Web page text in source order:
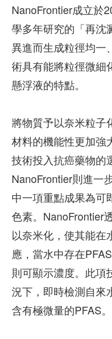
NanoFrontier成立於
學多年研究的「再沈
異進而生成粒徑均一
術具有能將粒徑微細
懸浮液的特點。
將物質予以奈米粒子
材料的機能性更加強
技術投入抗癌藥物的
NanoFrontier則進一
中一項重點成果為可
色素。NanoFrontier
以奈米化，使其能在
應，當水中存在
則可顯示濃度。此項
況下，即時檢測自來
含有極微量的PFAS。